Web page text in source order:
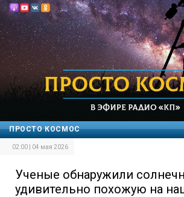
ПРОСТО КОСМОС
02:00 | 04 мая 2026
Ученые обнаружили
удивительно похожую на